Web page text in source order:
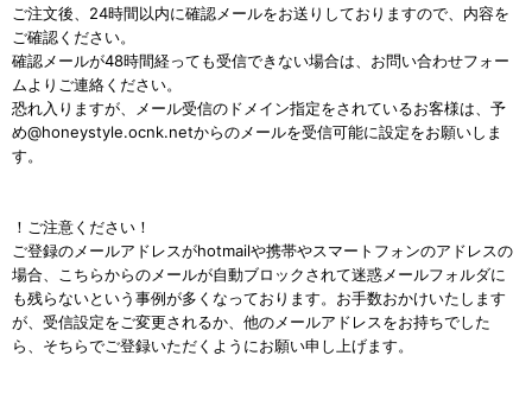
ご注文後、24時間以内に確認メールをお送りしておりますので、内容を
ご確認ください。
確認メールが48時間経っても受信できない場合は、お問い合わせフォー
ムよりご連絡ください。
恐れ入りますが、メール受信のドメイン指定をされているお客様は、予
め@honeystyle.ocnk.netからのメールを受信可能に設定をお願いしま
す。
！ご注意ください！
ご登録のメールアドレスがhotmailや携帯やスマートフォンのアドレスの
場合、こちらからのメールが自動ブロックされて迷惑メールフォルダに
も残らないという事例が多くなっております。お手数おかけいたします
が、受信設定をご変更されるか、他のメールアドレスをお持ちでした
ら、そちらでご登録いただくようにお願い申し上げます。